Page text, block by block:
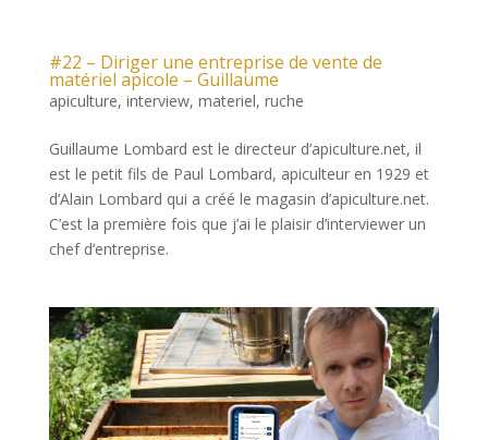
#22 – Diriger une entreprise de vente de
matériel apicole – Guillaume
apiculture, interview, materiel, ruche
Guillaume Lombard est le directeur d’apiculture.net, il
est le petit fils de Paul Lombard, apiculteur en 1929 et
d’Alain Lombard qui a créé le magasin d’apiculture.net.
C’est la première fois que j’ai le plaisir d’interviewer un
chef d’entreprise.